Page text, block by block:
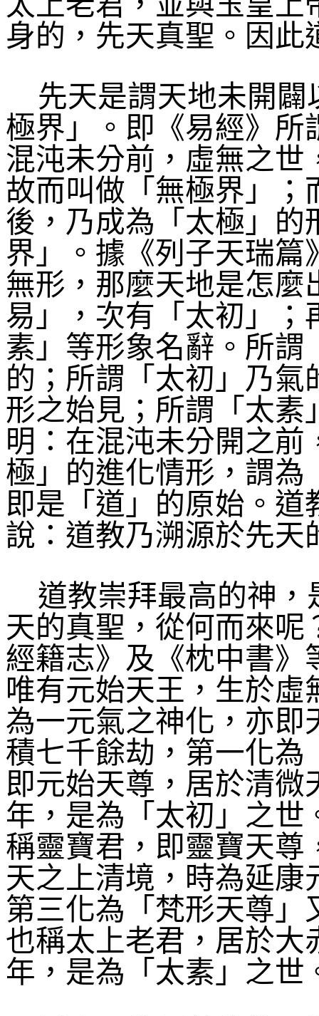
身的，先天真聖。因此
先天是謂天地未開
極界」。即《易經》所
混沌未分前，虛無之世
故而叫做「無極界」；
後，乃成為「太極」的
界」。據《列子天瑞篇
無形，那麼天地是怎麼
易」，次有「太初」；
素」等形象名辭。所謂
的；所謂「太初」乃
形之始見；所謂「太素
明：在混沌未分開之
極」的進化情形，謂為
即是「道」的原始。
說：道教乃溯源於先天
道教崇拜最高的神
天的真聖，從何而來呢
經籍志》及《枕中書》
唯有元始天王，生於
為一元氣之神化，亦即
積七千餘劫，第一化為
即元始天尊，居於清
年，是為「太初」之世
稱靈寶君，即靈寶天尊
天之上清境，時為延康
第三化為「梵形天尊」
也稱太上老君，居於大
年，是為「太素」之世